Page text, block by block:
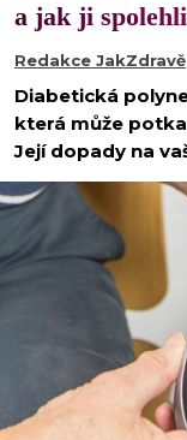
a jak ji
Redakce JakZdravě
Diabetická
která může
Její dopady na